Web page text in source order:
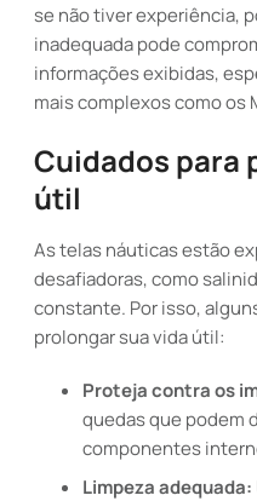
se não tiver experiência,
inadequada pode
informações exibidas,
mais complexos como os
Cuidados para
útil
As telas náuticas estão
desafiadoras, como
constante. Por isso,
prolongar sua vida útil:
Proteja contra os
quedas que podem
componentes
Limpeza adequada: